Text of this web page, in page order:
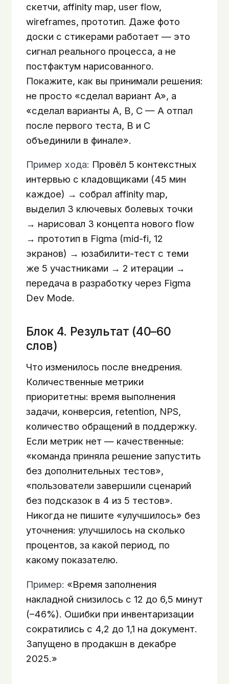
скетчи, affinity map, user flow,
wireframes, прототип. Даже фото
доски с стикерами работает — это
сигнал реального процесса, а не
постфактум нарисованного.
Покажите, как вы принимали решения:
не просто «сделал вариант A», а
«сделал варианты A, B, C — A отпал
после первого теста, B и C
объединили в финале».
Пример хода: Провёл 5 контекстных
интервью с кладовщиками (45 мин
каждое) → собрал affinity map,
выделил 3 ключевых болевых точки
→ нарисовал 3 концепта нового flow
→ прототип в Figma (mid-fi, 12
экранов) → юзабилити-тест с теми
же 5 участниками → 2 итерации →
передача в разработку через Figma
Dev Mode.
Блок 4. Результат (40–60
слов)
Что изменилось после внедрения.
Количественные метрики
приоритетны: время выполнения
задачи, конверсия, retention, NPS,
количество обращений в поддержку.
Если метрик нет — качественные:
«команда приняла решение запустить
без дополнительных тестов»,
«пользователи завершили сценарий
без подсказок в 4 из 5 тестов».
Никогда не пишите «улучшилось» без
уточнения: улучшилось на сколько
процентов, за какой период, по
какому показателю.
Пример: «Время заполнения
накладной снизилось с 12 до 6,5 минут
(–46%). Ошибки при инвентаризации
сократились с 4,2 до 1,1 на документ.
Запущено в продакшн в декабре
2025.»